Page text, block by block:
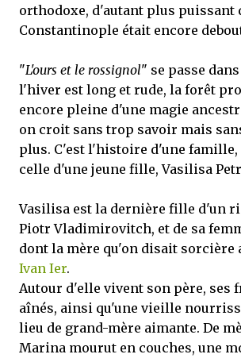
orthodoxe, d'autant plus puissant
Constantinople était encore
"L'ours et le rossignol" se passe
l'hiver est long et rude, la forêt
encore pleine d'une magie
on croit sans trop savoir mais
plus. C'est l'histoire d'une
celle d'une jeune fille, Vasilisa
Vasilisa est la dernière fille d'un
Piotr Vladimirovitch, et de sa
dont la mère qu'on disait sorcière
Ivan Ier.
Autour d'elle vivent son père, ses
aînés, ainsi qu'une vieille
lieu de grand-mère aimante. De
Marina mourut en couches, une